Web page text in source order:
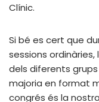
Clínic.
Si bé es cert que
sessions
dels diferents grups
majoria en format
congrés és la